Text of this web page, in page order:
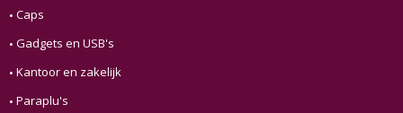
Caps
Gadgets en USB's
Kantoor en zakelijk
Paraplu's